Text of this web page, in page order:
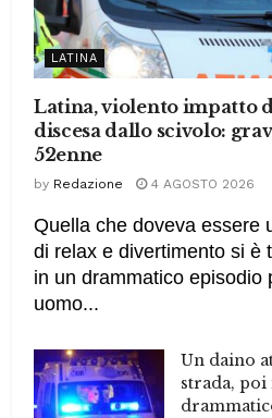
LATINA
Latina, violento impatto
discesa dallo scivolo:
52enne
by Redazione 4 AGOSTO 2026
Quella che doveva essere
di relax e divertimento si è
in un drammatico episodio
uomo...
Un daino
strada, poi